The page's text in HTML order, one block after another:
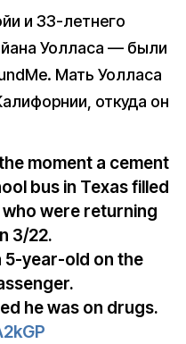
и 33-летнего
Уолласа — были
Мать Уолласа
откуда он
moment a cement
bus in Texas filled
were returning
3/22.
5-year-old on the
he was on drugs.